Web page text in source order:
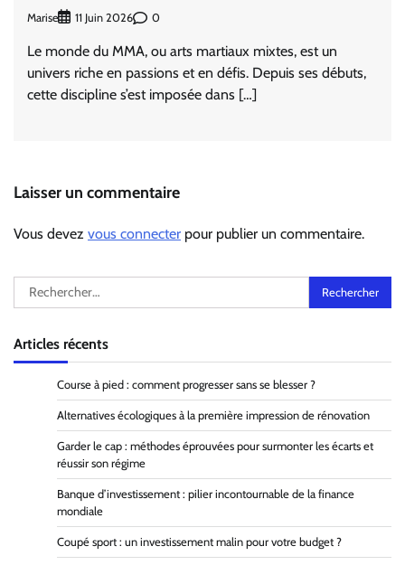
Marise 11 Juin 2026 0
Le monde du MMA, ou arts martiaux mixtes, est un
univers riche en passions et en défis. Depuis ses débuts,
cette discipline s’est imposée dans […]
Laisser un commentaire
Vous devez vous connecter pour publier un commentaire.
Rechercher :
Articles récents
Course à pied : comment progresser sans se blesser ?
Alternatives écologiques à la première impression de rénovation
Garder le cap : méthodes éprouvées pour surmonter les écarts et
réussir son régime
Banque d’investissement : pilier incontournable de la finance
mondiale
Coupé sport : un investissement malin pour votre budget ?